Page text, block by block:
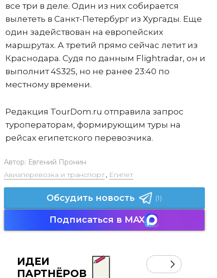
все три в деле. Один из них собирается
вылететь в Санкт-Петербург из Хургады. Еще
один задействован на европейских
маршрутах. А третий прямо сейчас летит из
Краснодара. Судя по данным Flightradar, он и
выполнит 4S325, но не ранее 23:40 по
местному времени.
Редакция TourDom.ru отправила запрос
туроператорам, формирующим туры на
рейсах египетского перевозчика.
Автор: Евгений Пронин
Авиаперевозка и транспорт, Египет
Обсудить новость (1)
Подписаться в MAX
ИДЕИ
ПАРТНЁРОВ